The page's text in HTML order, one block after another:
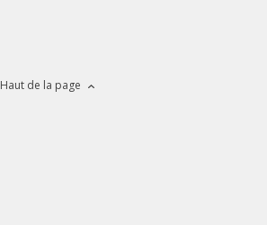
Haut de la page